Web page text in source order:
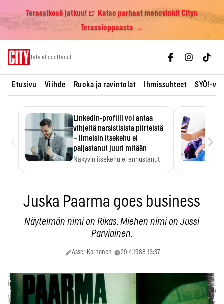
Terassikesä jatkuu! 🍺 Katso parhaat menovinkit Cityn
Terassioppaasta →
Tätä et odottanut
Etusivu Viihde Ruoka ja ravintolat Ihmissuhteet SYÖ!-
LinkedIn-profiili voi antaa
vihjeitä narsistisista piirteistä
– ilmeisin itsekehu ei
paljastanut juuri mitään
Näkyvin itsekehu ei ennustanut
›
Juska Paarma goes business
Näytelmän nimi on Rikas. Miehen nimi on Jussi
Parviainen.
Asser Korhonen 29.4.1988 13:37